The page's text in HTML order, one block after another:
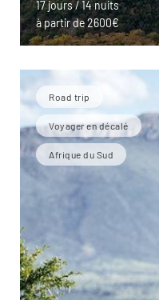
17 jours / 14 nuits
à partir de 2600€
Road trip
Voyager en décalé
Afrique du Sud